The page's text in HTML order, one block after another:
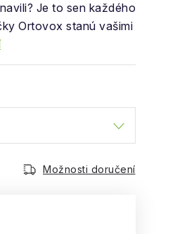
Je to sen každého
Ortovox stanú vašimi
Možnosti doručení